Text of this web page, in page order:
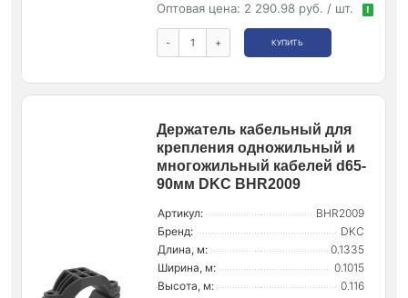
Оптовая цена: 2 290.98 руб. / шт. !
- + КУПИТЬ
Держатель кабельный для
крепления одножильный и
многожильный кабелей d65-
90мм DKC BHR2009
Артикул:
BHR2009
Бренд:
DKC
Длина, м:
0.1335
Ширина, м:
0.1015
Высота, м:
0.116